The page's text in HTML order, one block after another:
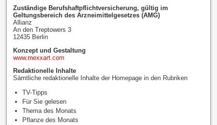
Zuständige Berufshaftpflichtversicherung, gültig im
Geltungsbereich des Arzneimittelgesetzes (AMG)
Allianz
An den Treptowers 3
12435 Berlin
Konzept und Gestaltung
www.mexxart.com
Redaktionelle Inhalte
Sämtliche redaktionelle Inhalte der Homepage in den Rubriken
TV-Tipps
Für Sie gelesen
Thema des Monats
Pflanze des Monats